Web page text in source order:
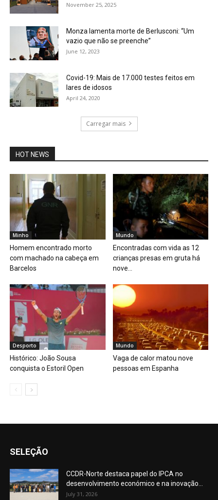
November 25, 2025
Monza lamenta morte de Berlusconi: “Um
vazio que não se preenche”
June 12, 2023
Covid-19: Mais de 17.000 testes feitos em
lares de idosos
April 24, 2020
Carregar mais
HOT NEWS
Minho
Homem encontrado morto
com machado na cabeça em
Barcelos
Mundo
Encontradas com vida as 12
crianças presas em gruta há
nove...
Desporto
Histórico: João Sousa
conquista o Estoril Open
Mundo
Vaga de calor matou nove
pessoas em Espanha
SELEÇÃO
CCDR-Norte destaca papel do IPCA no
desenvolvimento económico e na inovação...
July 31, 2026